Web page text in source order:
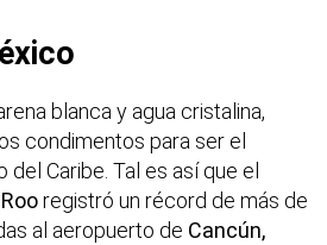
blanca y agua cristalina,
condimentos para ser el
Caribe. Tal es así que el
registró un récord de más de
al aeropuerto de Cancún,